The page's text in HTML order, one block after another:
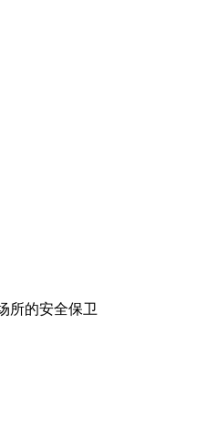
所的安全保卫